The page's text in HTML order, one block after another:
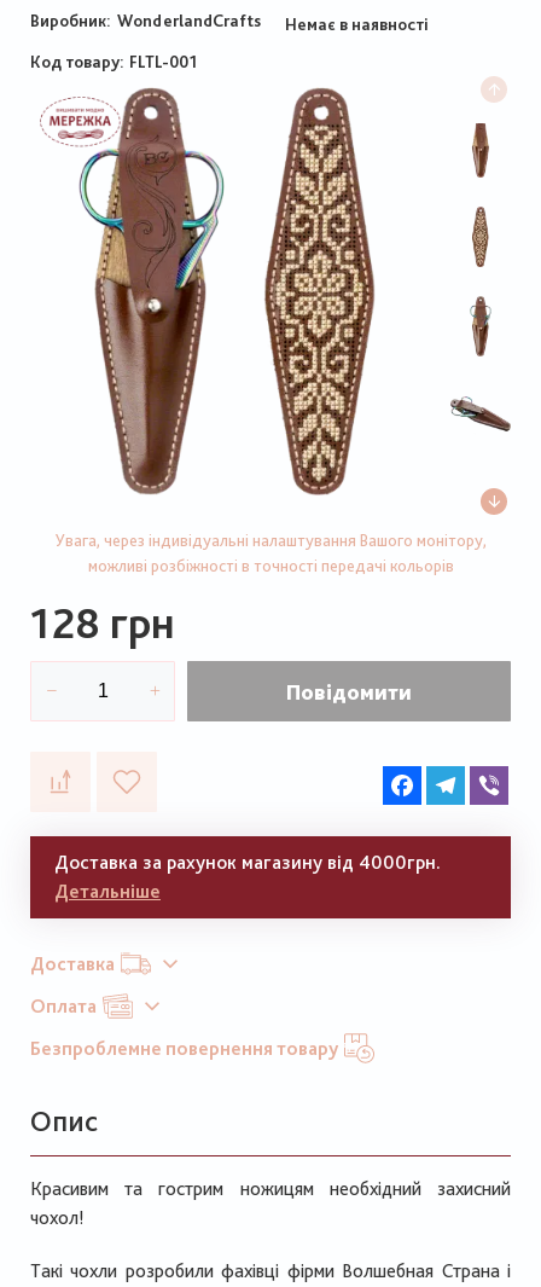
Виробник: WonderlandCrafts
Немає в наявності
Код товару FLTL-001
Увага, через індивідуальні налаштування Вашого монітору,
можливі розбіжності в точності передачі кольорів
128 грн
Повідомити
FacebookTelegram
Доставка за рахунок магазину від 4000грн.
Детальніше
Доставка
Оплата
Безпроблемне повернення товару
Опис
Красивим та гострим ножицям необхідний захисний
чохол!
Такі чохли розробили фахівці фірми Волшебная Страна і